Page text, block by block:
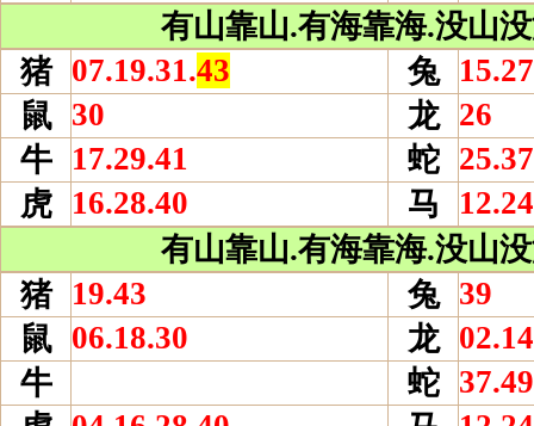
有山靠山.有海靠海.没山
猪 07.19.31.43 兔
鼠 30 龙 26
牛
17.29.41 蛇
虎
16.28.40 马
有山靠山.有海靠海.没山
猪
19.43 兔 39
鼠 06.18.30 龙
牛
蛇 37.49